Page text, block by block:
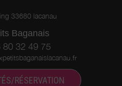
33680 lacanau
Baganais
80 32 49 75
RÉSERVATION